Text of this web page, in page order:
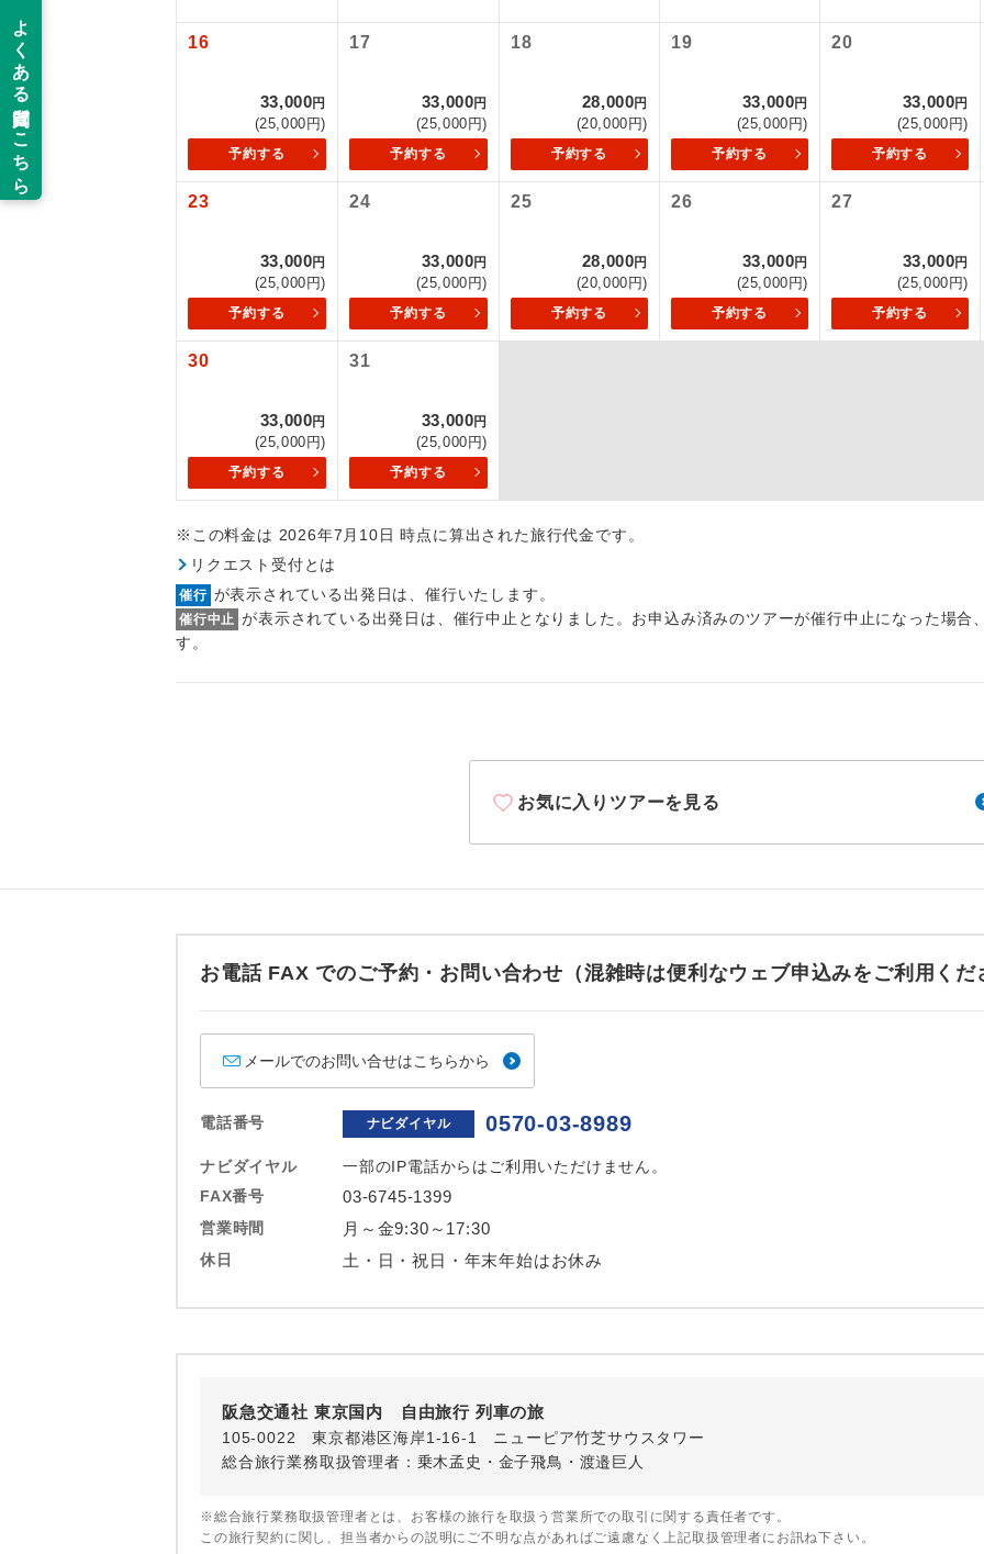
16
33,000円
(25,000円)
予約する
17
33,000円
(25,000円)
予約する
18
28,000円
(20,000円)
予約する
19
33,000円
(25,000円)
予約する
20
33,000円
(25,000円)
予約する
23
33,000円
(25,000円)
予約する
24
33,000円
(25,000円)
予約する
25
28,000円
(20,000円)
予約する
26
33,000円
(25,000円)
予約する
27
33,000円
(25,000円)
予約する
30
33,000円
(25,000円)
予約する
31
33,000円
(25,000円)
予約する
※この料金は 2026年7月10日 時点に算出された旅行代金です。
リクエスト受付とは
催行 が表示されている出発日は、催行いたします。
催行中止 が表示されている出発日は、催行中止となりました。お申込み済みのツアーが催行中止になった場合
す。
お気に入りツアーを見る
お電話 FAX でのご予約・お問い合わせ（混雑時は便利なウェブ申込みをご利用くだ
メールでのお問い合せはこちらから
電話番号 ナビダイヤル 0570-03-8989
ナビダイヤル
一部のIP電話からはご利用いただけません。
FAX番号
03-6745-1399
営業時間 月～金9:30～17:30
休日 土・日・祝日・年末年始はお休み
阪急交通社 東京国内 自由旅行 列車の旅
105-0022 東京都港区海岸1-16-1 ニューピア竹芝サウスタワー
総合旅行業務取扱管理者：乗木孟史・金子飛鳥・渡邉巨人
※総合旅行業務取扱管理者とは、お客様の旅行を取扱う営業所での取引に関する責任者です。
この旅行契約に関し、担当者からの説明にご不明な点があればご遠慮なく上記取扱管理者にお訊ね下さい。
新コース 初登場のコースです。
世界遺産
ユネスコに登録されている文化遺産や自然遺産
スです。
温泉 温泉地にも宿泊するコースです。
露天風呂 ご宿泊ホテルに露天風呂が付いています。
全食事付き
トラベルイヤホン
1名様1室同代金 1名様1室利用でも追加料金がかからないコース
ご夫婦限定 ご夫婦限定でご参加いただけるコースです。
航空会社指定
おひとり様バス2席利用 おひとり様でバス席を2席利⽤できます。